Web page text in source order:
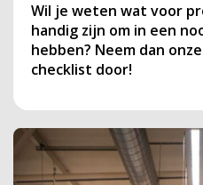
Wil je weten wat voor
handig zijn om in een
hebben? Neem dan
checklist door!